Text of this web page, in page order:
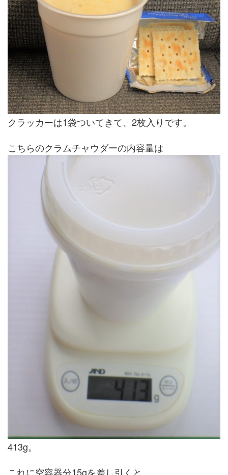
クラッカーは1袋ついてきて、2枚入りです。
こちらのクラムチャウダーの内容量は
413g。
これに空容器分15gを差し引くと